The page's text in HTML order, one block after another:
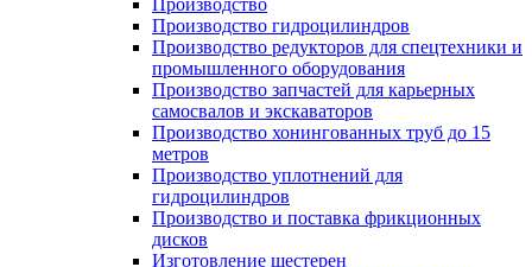
Производство
Производство гидроцилиндров
Производство редукторов для спецтехники и
промышленного оборудования
Производство запчастей для карьерных
самосвалов и экскаваторов
Производство хонингованных труб до 15
метров
Производство уплотнений для
гидроцилиндров
Производство и поставка фрикционных
дисков
Изготовление шестерен